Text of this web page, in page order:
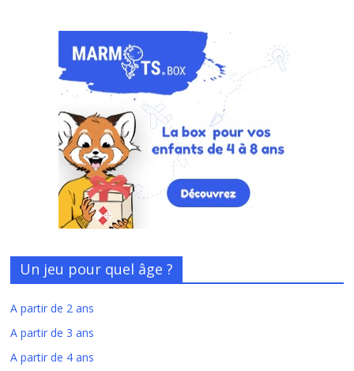
Un jeu pour quel âge ?
A partir de 2 ans
A partir de 3 ans
A partir de 4 ans